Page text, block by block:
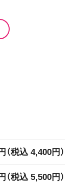
み
りり
（税込 4,400円）
（税込 5,500円）